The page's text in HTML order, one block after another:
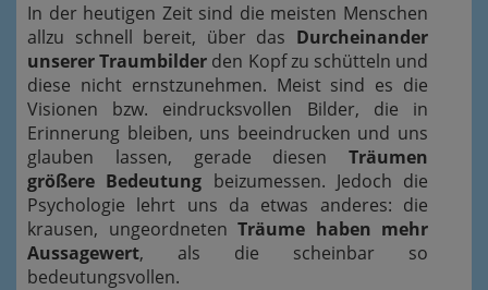
In der heutigen Zeit sind die meisten Menschen
allzu schnell bereit, über das Durcheinander
unserer Traumbilder den Kopf zu schütteln und
diese nicht ernstzunehmen. Meist sind es die
Visionen bzw. eindrucksvollen Bilder, die in
Erinnerung bleiben, uns beeindrucken und uns
glauben lassen, gerade diesen Träumen
größere Bedeutung beizumessen. Jedoch die
Psychologie lehrt uns da etwas anderes: die
krausen, ungeordneten Träume haben mehr
Aussagewert, als die scheinbar so
bedeutungsvollen.